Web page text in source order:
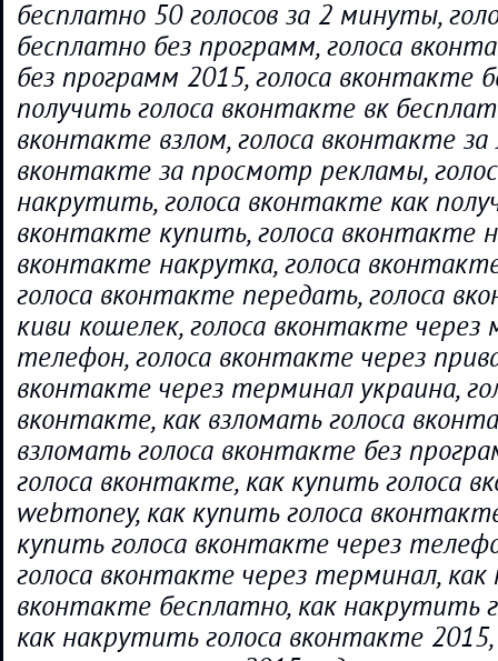
бесплатно 50 голосов за 2 минуты,
бесплатно без программ, голоса
без программ 2015, голоса вконтакте
получить голоса вконтакте вк
вконтакте взлом, голоса вконтакте за
вконтакте за просмотр рекламы,
накрутить, голоса вконтакте как
вконтакте купить, голоса вконтакте
вконтакте накрутка, голоса
голоса вконтакте передать, голоса
киви кошелек, голоса вконтакте через
телефон, голоса вконтакте через
вконтакте через терминал украина,
вконтакте, как взломать голоса
взломать голоса вконтакте без
голоса вконтакте, как купить голоса
webmoney, как купить голоса
купить голоса вконтакте через
голоса вконтакте через терминал, как
вконтакте бесплатно, как накрутить
как накрутить голоса вконтакте